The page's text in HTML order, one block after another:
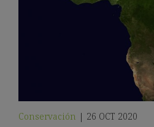
Conservación | 26 OCT 2020